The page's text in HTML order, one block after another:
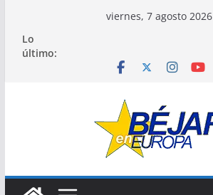
contenido
viernes, 7 agosto 2026
Lo
último: